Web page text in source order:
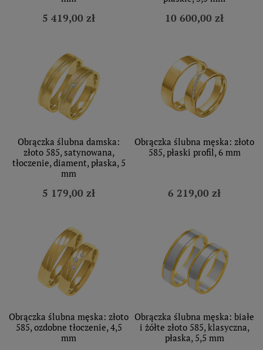
5 419,00 zł 10 600,00 zł
Obrączka ślubna damska:
złoto 585, satynowana,
tłoczenie, diament, płaska, 5
mm
5 179,00 zł
Obrączka ślubna męska: złoto
585, płaski profil, 6 mm
6 219,00 zł
Obrączka ślubna męska: złoto
585, ozdobne tłoczenie, 4,5
mm
Obrączka ślubna męska: białe
i żółte złoto 585, klasyczna,
płaska, 5,5 mm